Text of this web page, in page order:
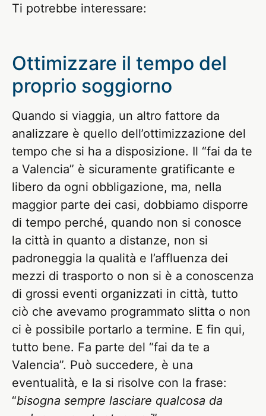
Ti potrebbe interessare:
Ottimizzare il tempo del
proprio soggiorno
Quando si viaggia, un altro fattore da
analizzare è quello dell’ottimizzazione del
tempo che si ha a disposizione. Il “fai da te
a Valencia” è sicuramente gratificante e
libero da ogni obbligazione, ma, nella
maggior parte dei casi, dobbiamo disporre
di tempo perché, quando non si conosce
la città in quanto a distanze, non si
padroneggia la qualità e l’affluenza dei
mezzi di trasporto o non si è a conoscenza
di grossi eventi organizzati in città, tutto
ciò che avevamo programmato slitta o non
ci è possibile portarlo a termine. E fin qui,
tutto bene. Fa parte del “fai da te a
Valencia”. Può succedere, è una
eventualità, e la si risolve con la frase:
“bisogna sempre lasciare qualcosa da